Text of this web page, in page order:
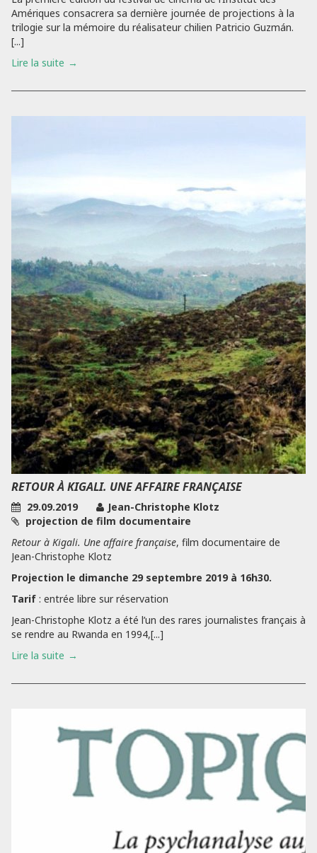
Amériques consacrera sa dernière journée de projections à la
trilogie sur la mémoire du réalisateur chilien Patricio Guzmán.
[...]
Lire la suite
RETOUR À KIGALI. UNE AFFAIRE FRANÇAISE
29.09.2019
Jean-Christophe Klotz
projection de film documentaire
Retour à Kigali. Une affaire française, film documentaire de
Jean-Christophe Klotz
Projection le dimanche 29 septembre 2019 à 16h30.
Tarif : entrée libre sur réservation
Jean-Christophe Klotz a été l’un des rares journalistes français à
se rendre au Rwanda en 1994,[...]
Lire la suite